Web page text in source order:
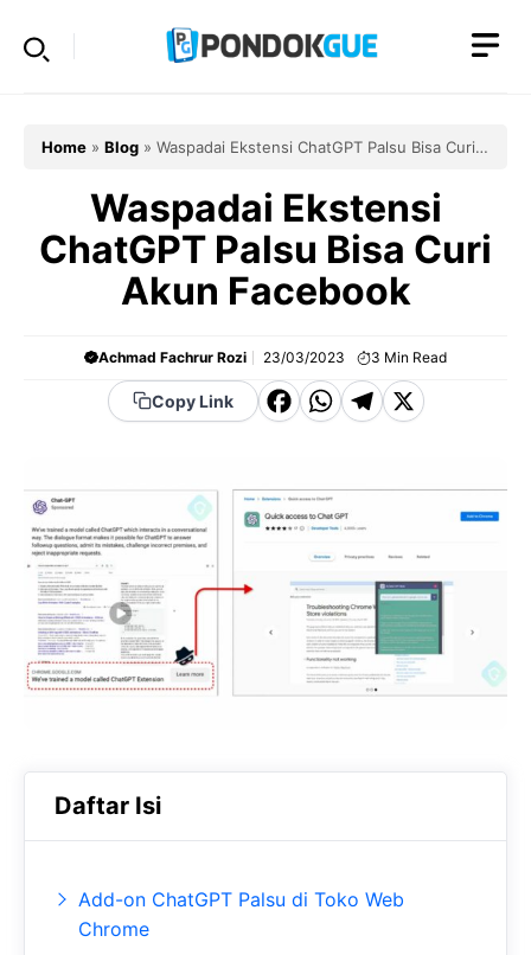
Home » Blog » Waspadai Ekstensi ChatGPT Palsu Bisa Curi
Waspadai Ekstensi
ChatGPT Palsu Bisa Curi
Akun Facebook
Achmad Fachrur Rozi 23/03/2023 3 Min Read
Copy Link
F
c
e
o
W
a
t
s
A
p
p
T
e
g
r
a
m
X
Daftar Isi
Add-on ChatGPT Palsu di Toko Web
Chrome